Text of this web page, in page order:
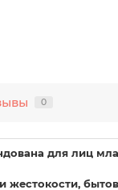
0
для лиц
жестокости,